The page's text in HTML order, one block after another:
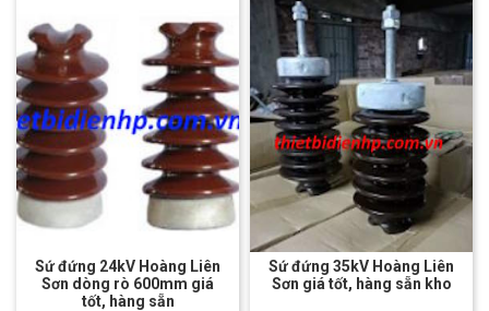
Sứ đứng 24kV Hoàng Liên
Sơn dòng rò 600mm giá
tốt, hàng sẵn
Sứ đứng 35kV Hoàng Liên
Sơn giá tốt, hàng sẵn kho